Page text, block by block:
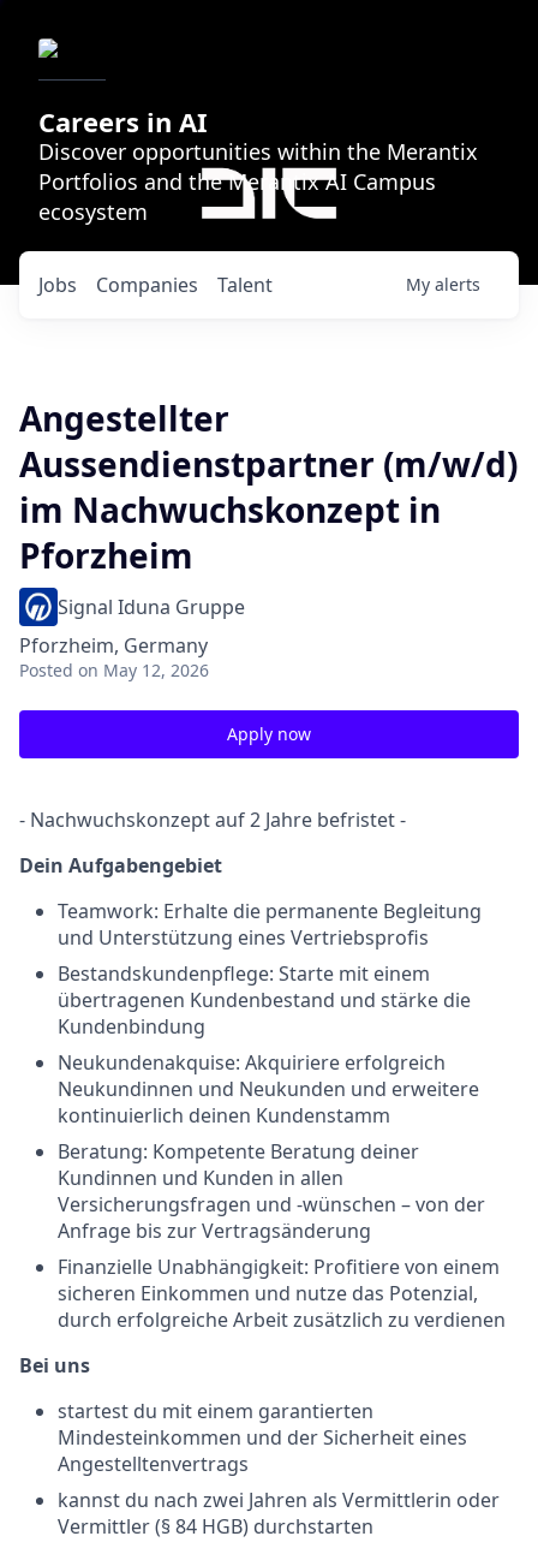
Careers in AI
Discover opportunities within the Merantix
Portfolios and the Merantix AI Campus
ecosystem
Jobs Companies Talent My alerts
Angestellter
Aussendienstpartner (m/w/d)
im Nachwuchskonzept in
Pforzheim
Signal Iduna Gruppe
Pforzheim, Germany
Posted on May 12, 2026
Apply now
- Nachwuchskonzept auf 2 Jahre befristet -
Dein Aufgabengebiet
Teamwork: Erhalte die permanente Begleitung
und Unterstützung eines Vertriebsprofis
Bestandskundenpflege: Starte mit einem
übertragenen Kundenbestand und stärke die
Kundenbindung
Neukundenakquise: Akquiriere erfolgreich
Neukundinnen und Neukunden und erweitere
kontinuierlich deinen Kundenstamm
Beratung: Kompetente Beratung deiner
Kundinnen und Kunden in allen
Versicherungsfragen und -wünschen – von der
Anfrage bis zur Vertragsänderung
Finanzielle Unabhängigkeit: Profitiere von einem
sicheren Einkommen und nutze das Potenzial,
durch erfolgreiche Arbeit zusätzlich zu verdienen
Bei uns
startest du mit einem garantierten
Mindesteinkommen und der Sicherheit eines
Angestelltenvertrags
kannst du nach zwei Jahren als Vermittlerin oder
Vermittler (§ 84 HGB) durchstarten